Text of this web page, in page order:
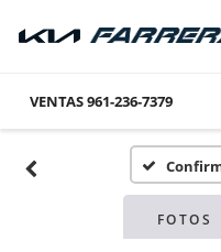
VENTAS961-236-7379
FOTOS
Por